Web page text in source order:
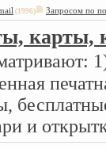
(1996) Запросом по
карты,
и